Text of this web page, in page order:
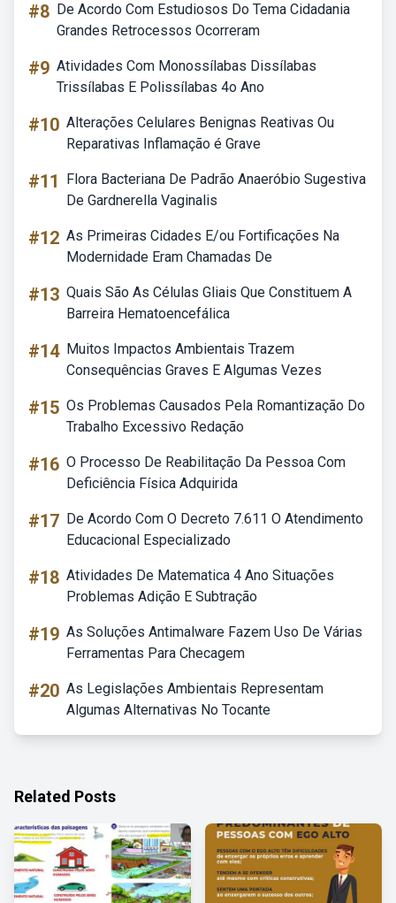
#8 De Acordo Com Estudiosos Do Tema Cidadania
Grandes Retrocessos Ocorreram
#9 Atividades Com Monossílabas Dissílabas
Trissílabas E Polissílabas 4o Ano
#10 Alterações Celulares Benignas Reativas Ou
Reparativas Inflamação é Grave
#11
Flora Bacteriana De Padrão Anaeróbio Sugestiva
De Gardnerella Vaginalis
#12 As Primeiras Cidades E/ou Fortificações Na
Modernidade Eram Chamadas De
#13 Quais São As Células Gliais Que Constituem A
Barreira Hematoencefálica
#14 Muitos Impactos Ambientais Trazem
Consequências Graves E Algumas Vezes
#15 Os Problemas Causados Pela Romantização Do
Trabalho Excessivo Redação
#16 O Processo De Reabilitação Da Pessoa Com
Deficiência Física Adquirida
#17 De Acordo Com O Decreto 7.611 O Atendimento
Educacional Especializado
#18 Atividades De Matematica 4 Ano Situações
Problemas Adição E Subtração
#19 As Soluções Antimalware Fazem Uso De Várias
Ferramentas Para Checagem
#20 As Legislações Ambientais Representam
Algumas Alternativas No Tocante
Related Posts